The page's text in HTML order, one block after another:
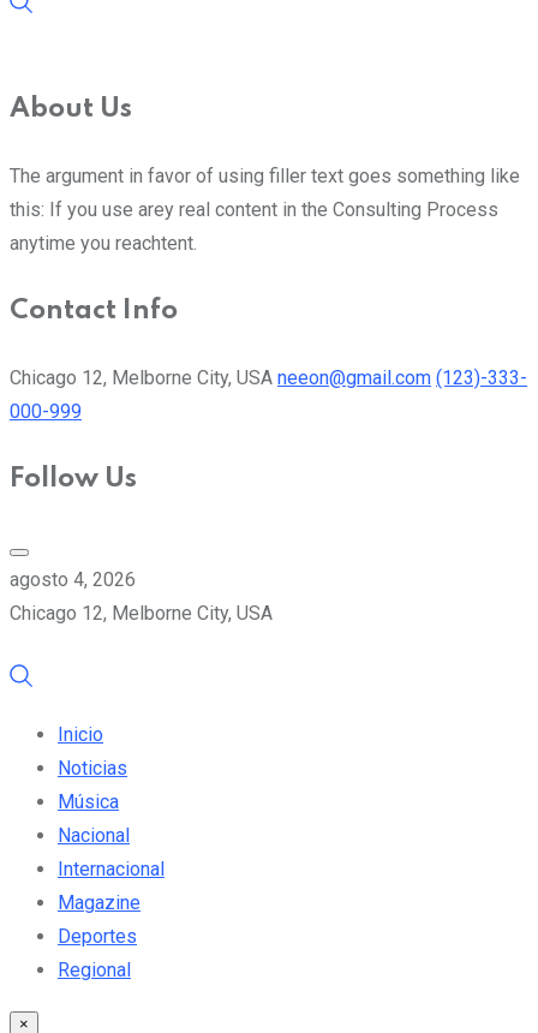
About Us
The argument in favor of using filler text goes something like
this: If you use arey real content in the Consulting Process
anytime you reachtent.
Contact Info
Chicago 12, Melborne City, USA neeon@gmail.com (123)-333-
000-999
Follow Us
agosto 4, 2026
Chicago 12, Melborne City, USA
Inicio
Noticias
Música
Nacional
Internacional
Magazine
Deportes
Regional
×